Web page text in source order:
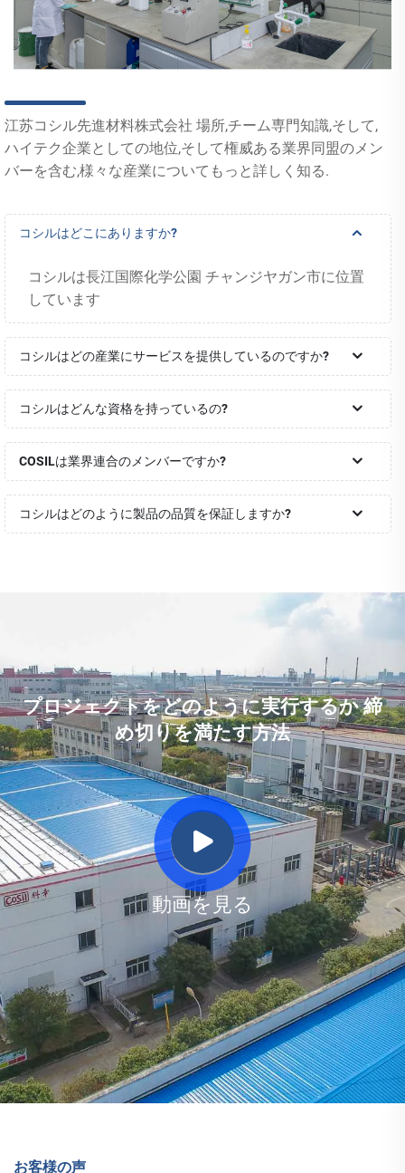
江苏コシル先進材料株式会社 場所,チーム専門知識,そして,
ハイテク企業としての地位,そして権威ある業界同盟のメン
バーを含む,様々な産業についてもっと詳しく知る.
コシルはどこにありますか?
コシルは長江国際化学公園 チャンジヤガン市に位置
しています
コシルはどの産業にサービスを提供しているのですか?
コシルはどんな資格を持っているの?
COSILは業界連合のメンバーですか?
コシルはどのように製品の品質を保証しますか?
プロジェクトをどのように実行するか 締
め切りを満たす方法
動画を見る
お客様の声